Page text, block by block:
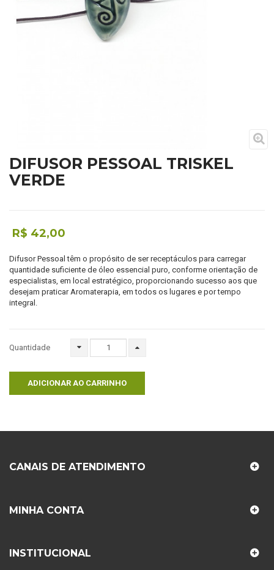
DIFUSOR PESSOAL TRISKEL
VERDE
R$ 42,00
Difusor Pessoal têm o propósito de ser receptáculos para carregar
quantidade suficiente de óleo essencial puro, conforme orientação de
especialistas, em local estratégico, proporcionando sucesso aos que
desejam praticar Aromaterapia, em todos os lugares e por tempo
integral.
Quantidade
ADICIONAR AO CARRINHO
CANAIS DE ATENDIMENTO
MINHA CONTA
INSTITUCIONAL